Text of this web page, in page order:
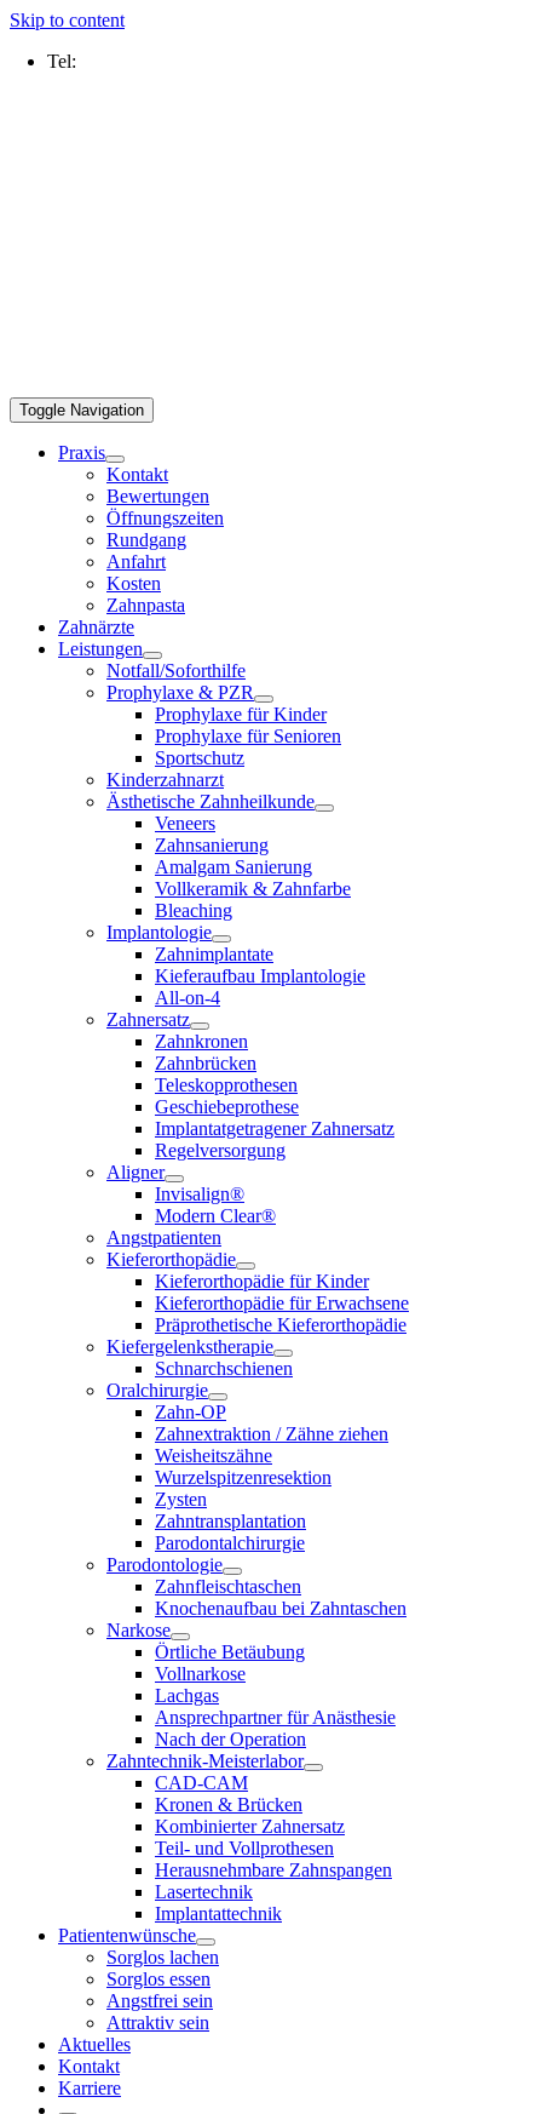
Skip to content
Tel:
Toggle Navigation
Praxis
Kontakt
Bewertungen
Öffnungszeiten
Rundgang
Anfahrt
Kosten
Zahnpasta
Zahnärzte
Leistungen
Notfall/Soforthilfe
Prophylaxe & PZR
Prophylaxe für Kinder
Prophylaxe für Senioren
Sportschutz
Kinderzahnarzt
Ästhetische Zahnheilkunde
Veneers
Zahnsanierung
Amalgam Sanierung
Vollkeramik & Zahnfarbe
Bleaching
Implantologie
Zahnimplantate
Kieferaufbau Implantologie
All-on-4
Zahnersatz
Zahnkronen
Zahnbrücken
Teleskopprothesen
Geschiebeprothese
Implantatgetragener Zahnersatz
Regelversorgung
Aligner
Invisalign®
Modern Clear®
Angstpatienten
Kieferorthopädie
Kieferorthopädie für Kinder
Kieferorthopädie für Erwachsene
Präprothetische Kieferorthopädie
Kiefergelenkstherapie
Schnarchschienen
Oralchirurgie
Zahn-OP
Zahnextraktion / Zähne ziehen
Weisheitszähne
Wurzelspitzenresektion
Zysten
Zahntransplantation
Parodontalchirurgie
Parodontologie
Zahnfleischtaschen
Knochenaufbau bei Zahntaschen
Narkose
Örtliche Betäubung
Vollnarkose
Lachgas
Ansprechpartner für Anästhesie
Nach der Operation
Zahntechnik-Meisterlabor
CAD-CAM
Kronen & Brücken
Kombinierter Zahnersatz
Teil- und Vollprothesen
Herausnehmbare Zahnspangen
Lasertechnik
Implantattechnik
Patientenwünsche
Sorglos lachen
Sorglos essen
Angstfrei sein
Attraktiv sein
Aktuelles
Kontakt
Karriere